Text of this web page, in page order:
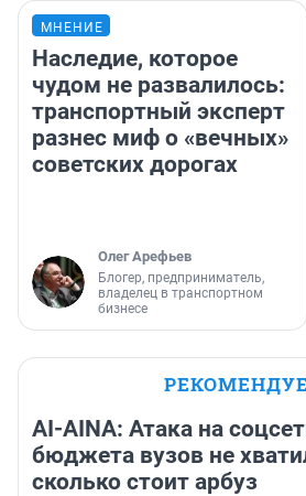
МНЕНИЕ
Наследие, которое
чудом не развалилось:
транспортный эксперт
разнес миф о «вечных»
советских дорогах
Олег Арефьев
Блогер, предприниматель,
владелец в транспортном
бизнесе
AI-AINA: Атака на
бюджета вузов не
сколько стоит арбуз